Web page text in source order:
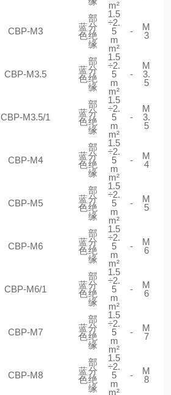
m²
CBP-M3
蓝
色
部
分
绝
缘
1.5
÷2.
5
m
m²
-
M
3
CBP-M3.5
蓝
色
部
分
绝
缘
1.5
÷2.
5
m
m²
-
M
3.
5
CBP-M3.5/1
蓝
色
部
分
绝
缘
1.5
÷2.
5
m
m²
-
M
3.
5
CBP-M4
蓝
色
部
分
绝
缘
1.5
÷2.
5
m
m²
-
M
4
CBP-M5
蓝
色
部
分
绝
缘
1.5
÷2.
5
m
m²
-
M
5
CBP-M6
蓝
色
部
分
绝
缘
1.5
÷2.
5
m
m²
-
M
6
CBP-M6/1
蓝
色
部
分
绝
缘
1.5
÷2.
5
m
m²
-
M
6
CBP-M7
蓝
色
部
分
绝
缘
1.5
÷2.
5
m
m²
-
M
7
CBP-M8
蓝
色
部
分
绝
缘
1.5
÷2.
5
m
m²
-
M
8